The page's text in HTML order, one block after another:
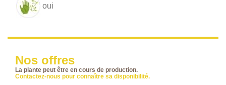
oui
Nos offres
La plante peut être en cours de production.
Contactez-nous pour connaître sa disponibilité.